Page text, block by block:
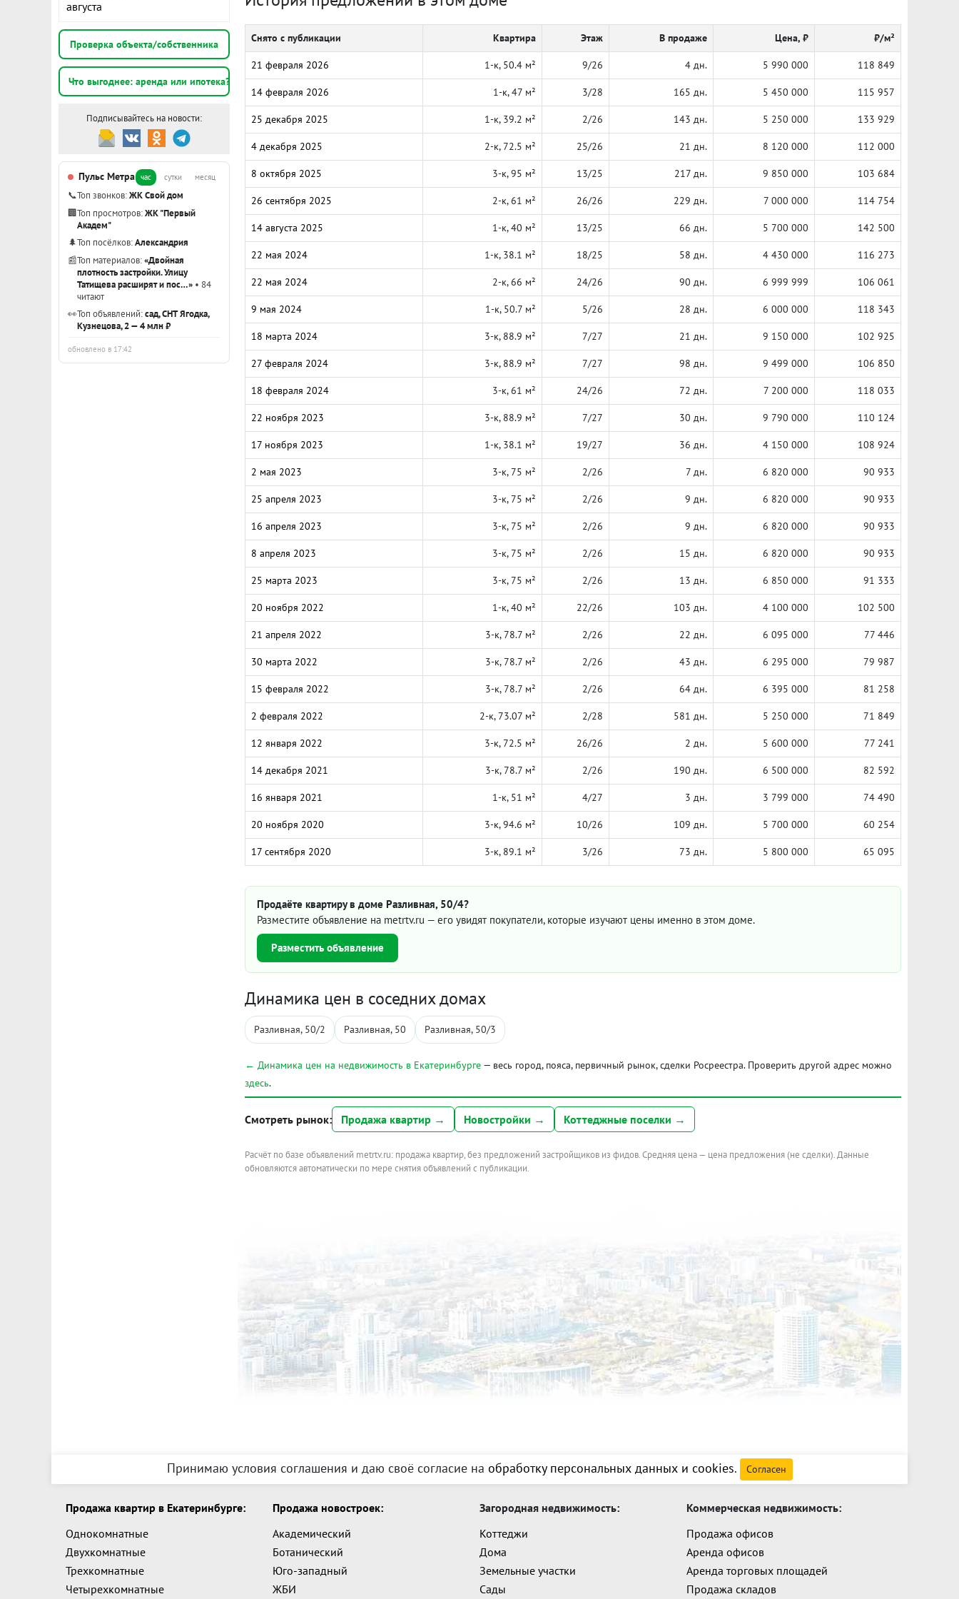
августа
Проверка объекта/собственника
Что выгоднее: аренда или ипотека?
Подписывайтесь на новости:
Пульс Метра час сутки месяц
📞Топ звонков:ЖК Свой дом
🏢Топ просмотров:ЖК "Первый
Академ"
🌲Топ посёлков:Александрия
📰Топ материалов:«Двойная
плотность застройки. Улицу
Татищева расширят и пос…» • 84
читают
👀Топ объявлений:сад, СНТ Ягодка,
Кузнецова, 2 — 4 млн ₽
обновлено в 17:42
Снято с публикации Квартира Этаж В продаже Цена, ₽ ₽/м²
21 февраля 2026 1-к, 50.4 м² 9/26 4 дн. 5 990 000 118 849
14 февраля 2026 1-к, 47 м² 3/28 165 дн. 5 450 000 115 957
25 декабря 2025 1-к, 39.2 м² 2/26 143 дн. 5 250 000 133 929
4 декабря 2025 2-к, 72.5 м² 25/26 21 дн. 8 120 000 112 000
8 октября 2025 3-к, 95 м² 13/25 217 дн. 9 850 000 103 684
26 сентября 2025 2-к, 61 м² 26/26 229 дн. 7 000 000 114 754
14 августа 2025 1-к, 40 м² 13/25 66 дн. 5 700 000 142 500
22 мая 2024 1-к, 38.1 м² 18/25 58 дн. 4 430 000 116 273
22 мая 2024 2-к, 66 м² 24/26 90 дн. 6 999 999 106 061
9 мая 2024 1-к, 50.7 м² 5/26 28 дн. 6 000 000 118 343
18 марта 2024 3-к, 88.9 м² 7/27 21 дн. 9 150 000 102 925
27 февраля 2024 3-к, 88.9 м² 7/27 98 дн. 9 499 000 106 850
18 февраля 2024 3-к, 61 м² 24/26 72 дн. 7 200 000 118 033
22 ноября 2023 3-к, 88.9 м² 7/27 30 дн. 9 790 000 110 124
17 ноября 2023 1-к, 38.1 м² 19/27 36 дн. 4 150 000 108 924
2 мая 2023 3-к, 75 м² 2/26 7 дн. 6 820 000 90 933
25 апреля 2023 3-к, 75 м² 2/26 9 дн. 6 820 000 90 933
16 апреля 2023 3-к, 75 м² 2/26 9 дн. 6 820 000 90 933
8 апреля 2023 3-к, 75 м² 2/26 15 дн. 6 820 000 90 933
25 марта 2023 3-к, 75 м² 2/26 13 дн. 6 850 000 91 333
20 ноября 2022 1-к, 40 м² 22/26 103 дн. 4 100 000 102 500
21 апреля 2022 3-к, 78.7 м² 2/26 22 дн. 6 095 000 77 446
30 марта 2022 3-к, 78.7 м² 2/26 43 дн. 6 295 000 79 987
15 февраля 2022 3-к, 78.7 м² 2/26 64 дн. 6 395 000 81 258
2 февраля 2022 2-к, 73.07 м² 2/28 581 дн. 5 250 000 71 849
12 января 2022 3-к, 72.5 м² 26/26 2 дн. 5 600 000 77 241
14 декабря 2021 3-к, 78.7 м² 2/26 190 дн. 6 500 000 82 592
16 января 2021 1-к, 51 м² 4/27 3 дн. 3 799 000 74 490
20 ноября 2020 3-к, 94.6 м² 10/26 109 дн. 5 700 000 60 254
17 сентября 2020 3-к, 89.1 м² 3/26 73 дн. 5 800 000 65 095
Продаёте квартиру в доме Разливная, 50/4?
Разместите объявление на metrtv.ru — его увидят покупатели, которые изучают цены именно в этом доме.
Разместить объявление
Динамика цен в соседних домах
Разливная, 50/2 Разливная, 50 Разливная, 50/3
← Динамика цен на недвижимость в Екатеринбурге — весь город, пояса, первичный рынок, сделки Росреестра. Проверить другой адрес можно
здесь.
Смотреть рынок: Продажа квартир → Новостройки → Коттеджные поселки →
Расчёт по базе объявлений metrtv.ru: продажа квартир, без предложений застройщиков из фидов. Средняя цена — цена предложения (не сделки). Данные
обновляются автоматически по мере снятия объявлений с публикации.
Принимаю условия соглашения и даю своё согласие на обработку персональных данных и cookies. Согласен
Продажа квартир в Екатеринбурге:
Однокомнатные
Двухкомнатные
Трехкомнатные
Четырехкомнатные
Продажа новостроек:
Академический
Ботанический
Юго-западный
ЖБИ
Загородная недвижимость:
Коттеджи
Дома
Земельные участки
Сады
Коммерческая недвижимость:
Продажа офисов
Аренда офисов
Аренда торговых площадей
Продажа складов